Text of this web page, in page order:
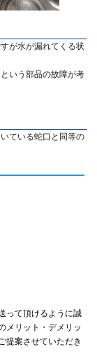
が水が漏れてくる状
いう部品の故障が考
ている蛇口と同等の
って頂けるように誠
メリット・デメリッ
提案させていただき